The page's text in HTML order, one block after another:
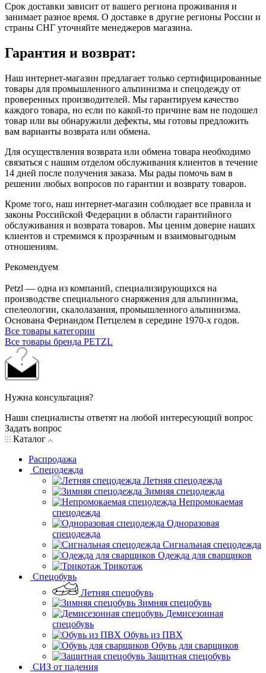
Срок доставки зависит от вашего региона проживания и
занимает разное время. О доставке в другие регионы России и
страны СНГ уточняйте менеджеров магазина.
Гарантия и возврат:
Наш интернет-магазин предлагает только сертифицированные
товары для промышленного альпинизма и спецодежду от
проверенных производителей. Мы гарантируем качество
каждого товара, но если по какой-то причине вам не подошел
товар или вы обнаружили дефекты, мы готовы предложить
вам варианты возврата или обмена.
Для осуществления возврата или обмена товара необходимо
связаться с нашим отделом обслуживания клиентов в течение
14 дней после получения заказа. Мы рады помочь вам в
решении любых вопросов по гарантии и возврату товаров.
Кроме того, наш интернет-магазин соблюдает все правила и
законы Российской Федерации в области гарантийного
обслуживания и возврата товаров. Мы ценим доверие наших
клиентов и стремимся к прозрачным и взаимовыгодным
отношениям.
Рекомендуем
Petzl — одна из компаний, специализирующихся на
производстве специального снаряжения для альпинизма,
спелеологии, скалолазания, промышленного альпинизма.
Основана Фернандом Петцелем в середине 1970-х годов.
Все товары категории
Все товары бренда PETZL
Нужна консультация?
Наши специалисты ответят на любой интересующий вопрос
Задать вопрос
Каталог
Распродажа
Спецодежда
Летняя спецодежда
Зимняя спецодежда
Непромокаемая
спецодежда
Одноразовая
спецодежда
Сигнальная спецодежда
Одежда для сварщиков
Трикотаж
Спецобувь
Летняя спецобувь
Зимняя спецобувь
Демисезонная
спецобувь
Обувь из ПВХ
Обувь для сварщиков
Защитная спецобувь
СИЗ от падения